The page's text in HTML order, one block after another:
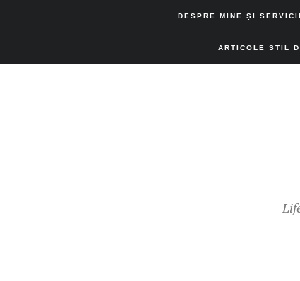
DESPRE MINE ȘI
ARTICOLE STIL